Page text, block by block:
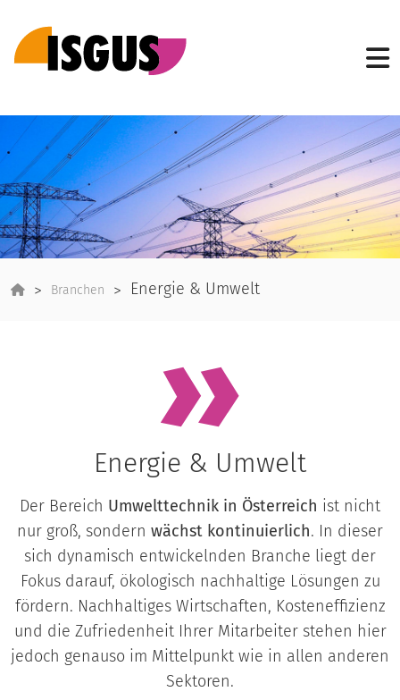
Branchen Energie & Umwelt
Energie & Umwelt
Der Bereich Umwelttechnik in Österreich ist nicht
nur groß, sondern wächst kontinuierlich. In dieser
sich dynamisch entwickelnden Branche liegt der
Fokus darauf, ökologisch nachhaltige Lösungen zu
fördern. Nachhaltiges Wirtschaften, Kosteneffizienz
und die Zufriedenheit Ihrer Mitarbeiter stehen hier
jedoch genauso im Mittelpunkt wie in allen anderen
Sektoren.